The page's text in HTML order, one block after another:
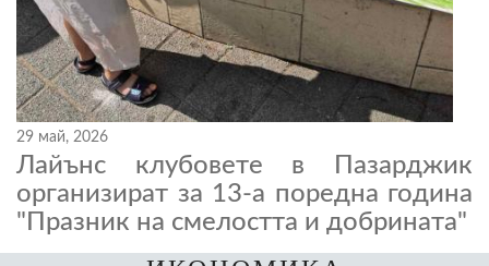
29 май, 2026
Лайънс клубовете в Пазарджик
организират за 13-а поредна година
"Празник на смелостта и добрината"